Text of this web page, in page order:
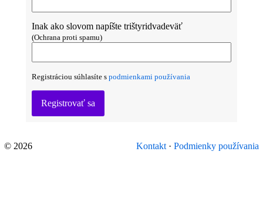
Inak ako slovom napíšte trištyridvadeväť
(Ochrana proti spamu)
Registráciou súhlasíte s podmienkami používania
Registrovať sa
© 2026 Kontakt· Podmienky používania